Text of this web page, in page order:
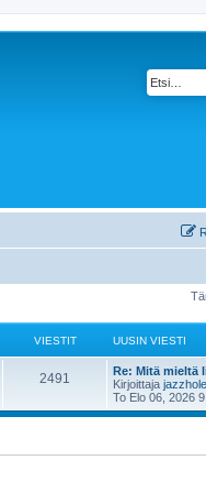
VIESTIT UUSIN VIESTI
2491
Re: Mitä mieltä
Kirjoittaja jazzhole
To Elo 06, 2026